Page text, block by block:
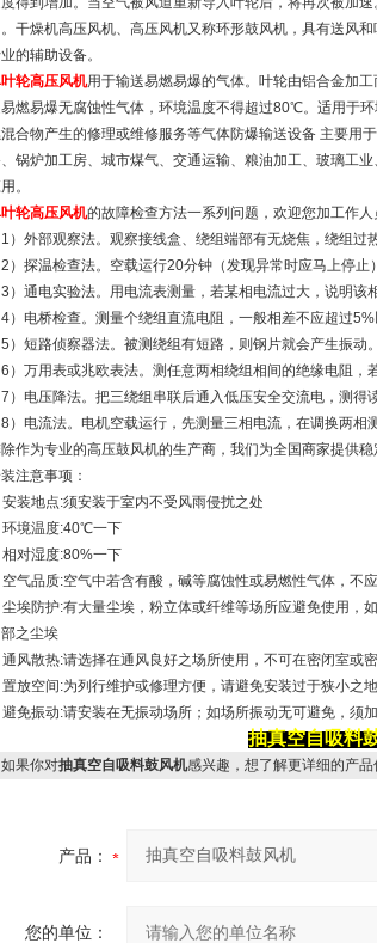
干燥机高压风机、高压风机又称环形鼓风机，具有送风
的辅助设备。
轮高压风机用于输送易燃易爆的气体。叶轮由铝合金加
燃易爆无腐蚀性气体，环境温度不得超过80℃。适用于
合物产生的修理或维修服务等气体防爆输送设备 主要用
锅炉加工房、城市煤气、交通运输、粮油加工、玻璃工
。
轮高压风机的故障检查方法一系列问题，欢迎您加工作
1）外部观察法。观察接线盒、绕组端部有无烧焦，绕组过
2）探温检查法。空载运行20分钟（发现异常时应马上停
3）通电实验法。用电流表测量，若某相电流过大，说明该
4）电桥检查。测量个绕组直流电阻，一般相差不应超过
5）短路侦察器法。被测绕组有短路，则钢片就会产生振动。
6）万用表或兆欧表法。测任意两相绕组相间的绝缘电阻，
7）电压降法。把三绕组串联后通入低压安全交流电，测得
8）电流法。电机空载运行，先测量三相电流，在调换两
作为专业的高压鼓风机的生产商，我们为全国商家提供稳
注意事项：
安装地点:须安装于室内不受风雨侵扰之处
环境温度:40℃一下
相对湿度:80%一下
空气品质:空气中若含有酸，碱等腐蚀性或易燃性气体，不
尘埃防护:有大量尘埃，粉立体或纤维等场所应避免使用，
之尘埃
通风散热:请选择在通风良好之场所使用，不可在密闭室或
置放空间:为列行维护或修理方便，请避免安装过于狭小之
避免振动:请安装在无振动场所；如场所振动无可避免，须
抽真空自吸料
果你对抽真空自吸料鼓风机感兴趣，想了解更详细的产
产品：
您的单位：